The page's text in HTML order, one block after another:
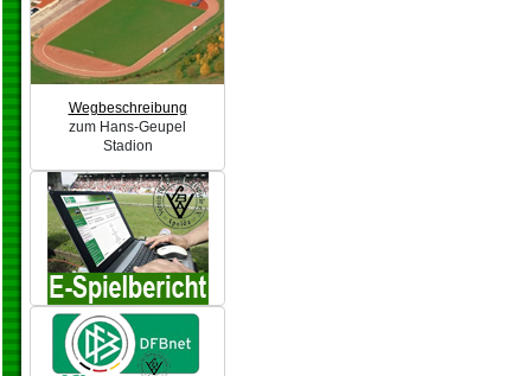
Wegbeschreibung
zum Hans-Geupel
Stadion